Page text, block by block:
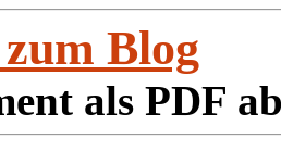
Blog
als PDF